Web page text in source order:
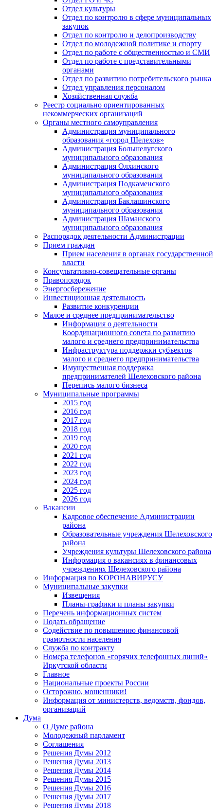
Отдел культуры
Отдел по контролю в сфере муниципальных
закупок
Отдел по контролю и делопроизводству
Отдел по молодежной политике и спорту
Отдел по работе с общественностью и СМИ
Отдел по работе с представительными
органами
Отдел по развитию потребительского рынка
Отдел управления персоналом
Хозяйственная служба
Реестр социально ориентированных
некоммерческих организаций
Органы местного самоуправления
Администрация муниципального
образования «город Шелехов»
Администрация Большелугского
муниципального образования
Администрация Олхинского
муниципального образования
Администрация Подкаменского
муниципального образования
Администрация Баклашинского
муниципального образования
Администрация Шаманского
муниципального образования
Распорядок деятельности Администрации
Прием граждан
Прием населения в органах государственной
власти
Консультативно-совещательные органы
Правопорядок
Энергосбережение
Инвестиционная деятельность
Развитие конкуренции
Малое и среднее предпринимательство
Информация о деятельности
Координационного совета по развитию
малого и среднего предпринимательства
Инфраструктура поддержки субъектов
малого и среднего предпринимательства
Имущественная поддержка
предпринимателей Шелеховского района
Перепись малого бизнеса
Муниципальные программы
2015 год
2016 год
2017 год
2018 год
2019 год
2020 год
2021 год
2022 год
2023 год
2024 год
2025 год
2026 год
Вакансии
Кадровое обеспечение Администрации
района
Образовательные учреждения Шелеховского
района
Учреждения культуры Шелеховского района
Информация о вакансиях в финансовых
учреждениях Шелеховского района
Информация по КОРОНАВИРУСУ
Муниципальные закупки
Извещения
Планы-графики и планы закупки
Перечень информационных систем
Подать обращение
Содействие по повышению финансовой
грамотности населения
Служба по контракту
Номера телефонов «горячих телефонных линий»
Иркутской области
Главное
Национальные проекты России
Осторожно, мошенники!
Информация от министерств, ведомств, фондов,
организаций
Дума
О Думе района
Молодежный парламент
Соглашения
Решения Думы 2012
Решения Думы 2013
Решения Думы 2014
Решения Думы 2015
Решения Думы 2016
Решения Думы 2017
Решения Думы 2018